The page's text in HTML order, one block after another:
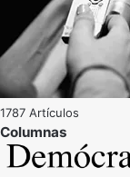
1787 Artículos